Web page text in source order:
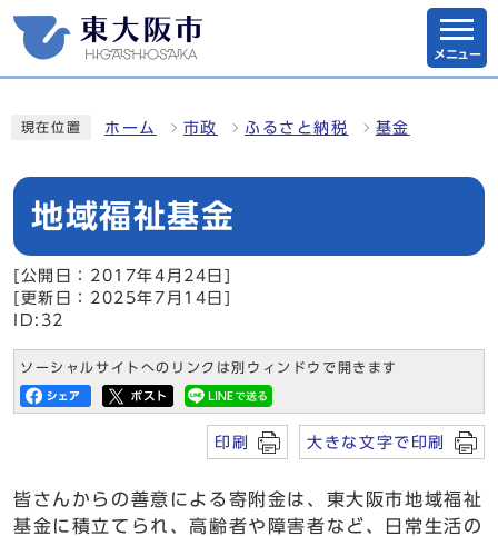
メニュー
現在位置 ホーム 市政 ふるさと納税 基金
地域福祉基金
[公開日：2017年4月24日]
[更新日：2025年7月14日]
ID:32
ソーシャルサイトへのリンクは別ウィンドウで開きます
印刷 大きな文字で印刷
皆さんからの善意による寄附金は、東大阪市地域福祉
基金に積立てられ、高齢者や障害者など、日常生活の